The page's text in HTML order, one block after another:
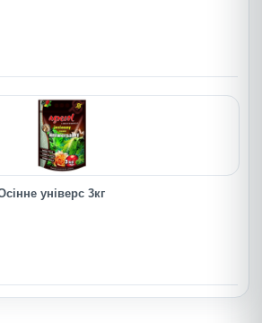
універс 3кг